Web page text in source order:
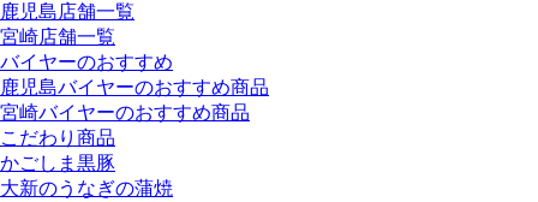
鹿児島店舗一覧
宮崎店舗一覧
バイヤーのおすすめ
鹿児島バイヤーのおすすめ商品
宮崎バイヤーのおすすめ商品
こだわり商品
かごしま黒豚
大新のうなぎの蒲焼